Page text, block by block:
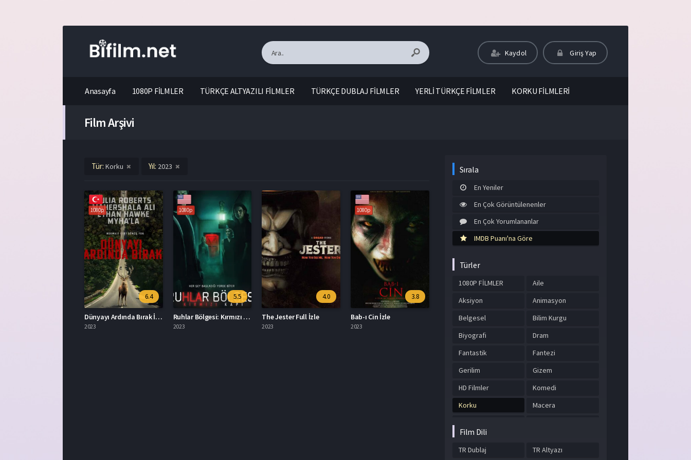
Kaydol Giriş Yap
Anasayfa 1080P FİLMLER TÜRKÇE ALTYAZILI FİLMLER TÜRKÇE DUBLAJ FİLMLER YERLİ TÜRKÇE FİLMLER KORKU FİLMLERİ
Film Arşivi
Tür: Korku Yıl: 2023
1080p
6.4
Dünyayı Ardında Bırak İzle
2023
1080p
5.5
Ruhlar Bölgesi: Kırmızı Kapı Türkçe Dublaj İzle
2023
4.0
The Jester Full İzle
2023
1080p
3.8
Bab-ı Cin İzle
2023
Sırala
En Yeniler
En Çok Görüntülenenler
En Çok Yorumlananlar
IMDB Puanı'na Göre
Türler
1080P FİLMLER
Aile
Aksiyon
Animasyon
Belgesel
Bilim Kurgu
Biyografi
Dram
Fantastik
Fantezi
Gerilim
Gizem
HD Filmler
Komedi
Korku
Macera
Film Dili
TR Dublaj TR Altyazı